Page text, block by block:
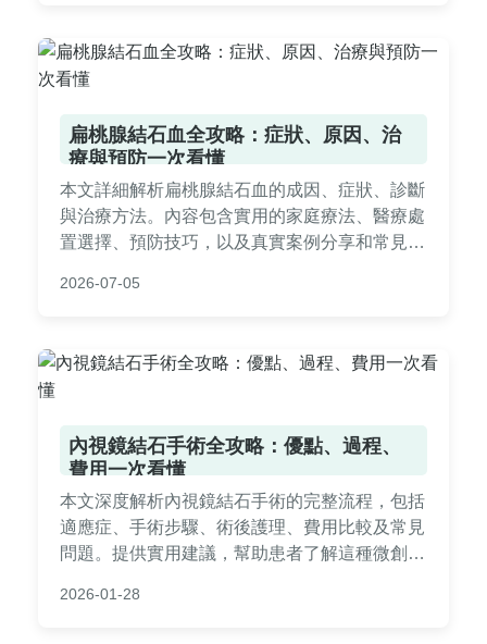
扁桃腺結石血全攻略：症狀、原因、治
療與預防一次看懂
本文詳細解析扁桃腺結石血的成因、症狀、診斷
與治療方法。內容包含實用的家庭療法、醫療處
置選擇、預防技巧，以及真實案例分享和常見問
專業且易懂的指南，解決從輕微不適到嚴重出血
2026-07-05
內視鏡結石手術全攻略：優點、過程、
費用一次看懂
本文深度解析內視鏡結石手術的完整流程，包括
適應症、手術步驟、術後護理、費用比較及常見
問題。提供實用建議，幫助患者了解這種微創手
識和真實案例，確保資訊準確可靠。
2026-01-28